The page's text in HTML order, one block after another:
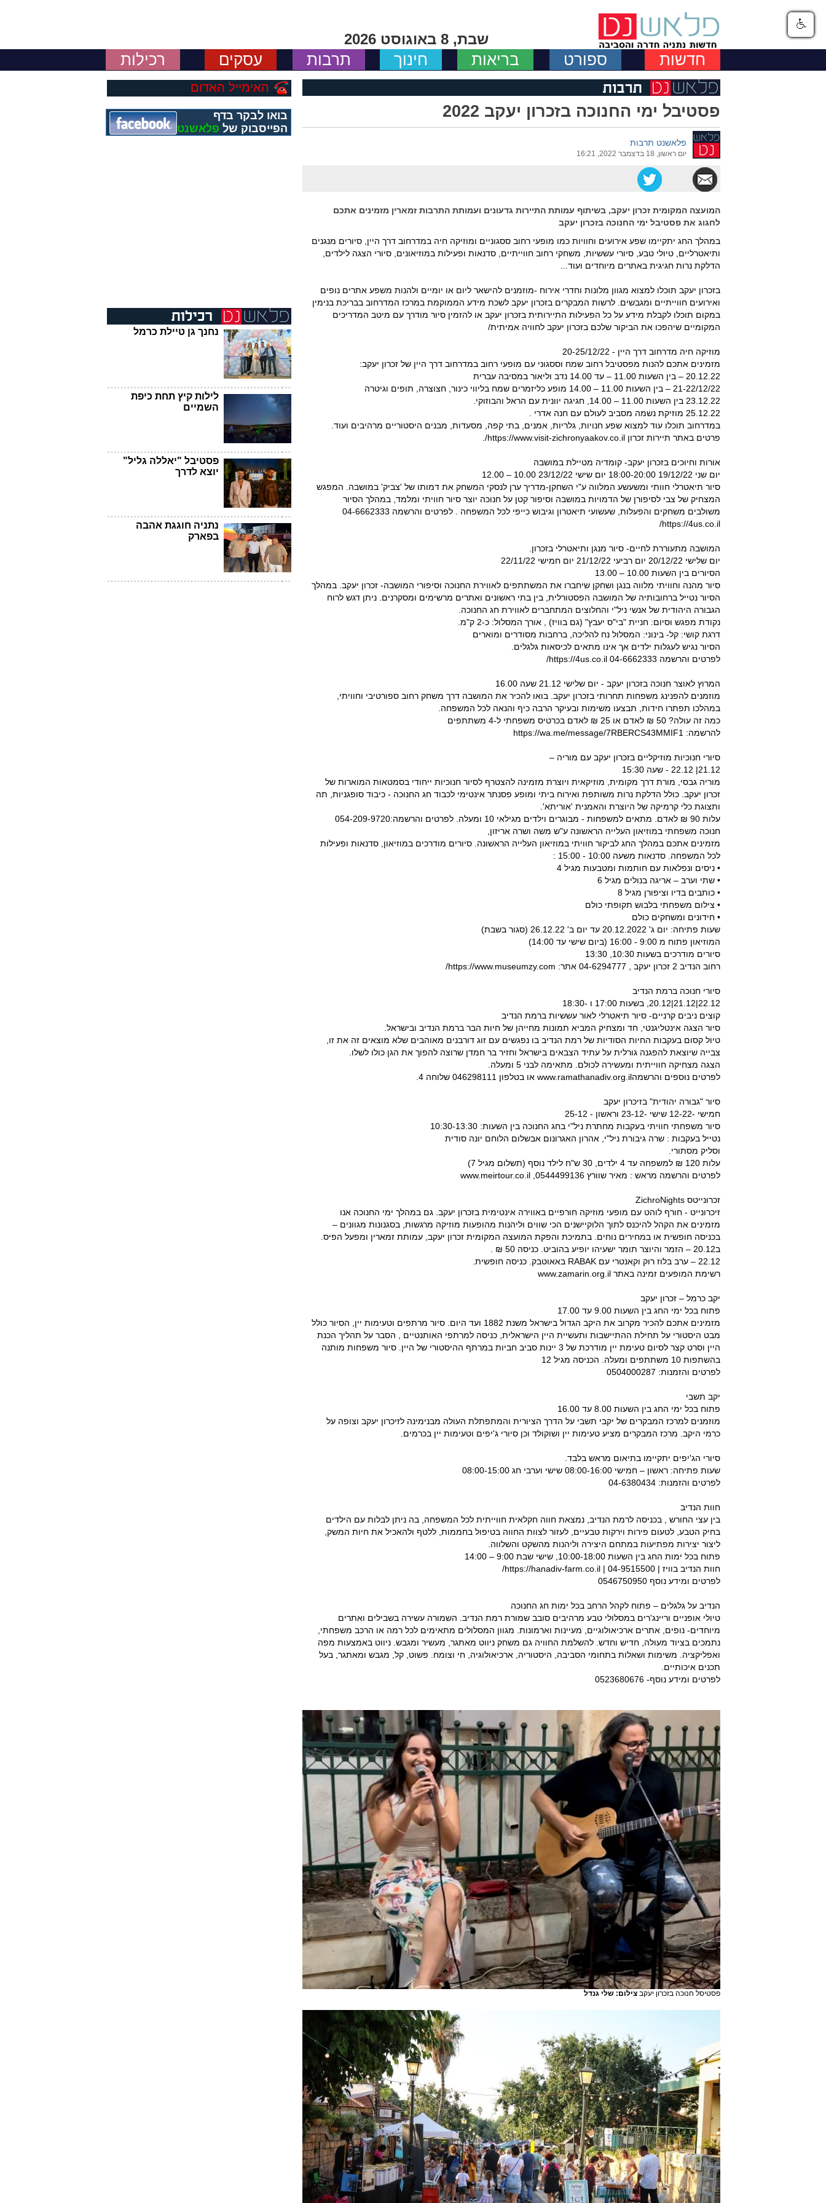
שבת, 8 באוגוסט 2026
חדשות ספורט בריאות חינוך תרבות עסקים רכילות
פסטיבל ימי החנוכה בזכרון יעקב 2022
פלאשנט תרבות
יום ראשון, 18 בדצמבר 2022, 16:21
המועצה המקומית זכרון יעקב, בשיתוף עמותת התיירות גדעונים ועמותת התרבות זמארין מזמינים אתכם
לחגוג את פסטיבל ימי החנוכה בזכרון יעקב
במהלך החג יתקיימו שפע אירועים וחוויות כמו מופעי רחוב ססגוניים ומוזיקה חיה במדרחוב דרך היין, סיורים מנגנים
ותיאטרליים, טיולי טבע, סיורי עששיות, משחקי רחוב חווייתיים, סדנאות ופעילות במוזיאונים, סיורי הצגה לילדים,
הדלקת נרות חגיגית באתרים מיוחדים ועוד...
בזכרון יעקב תוכלו למצוא מגוון מלונות וחדרי אירוח -מוזמנים להישאר ליום או יומיים ולהנות משפע אתרים נופים
ואירועים חווייתיים ומגבשים. לרשות המבקרים בזכרון יעקב לשכת מידע הממוקמת במרכז המדרחוב בבריכת בנימין
במקום תוכלו לקבלת מידע על כל הפעילות התיירותית בזכרון יעקב או להזמין סיור מודרך עם מיטב המדריכים
המקומיים שיהפכו את הביקור שלכם בזכרון יעקב לחוויה אמיתית/
מוזיקה חיה מדרחוב דרך היין - 20-25/12/22
מזמינים אתכם להנות מפסטיבל רחוב שמח וססגוני עם מופעי רחוב במדרחוב דרך היין של זכרון יעקב:
20.12.22 – בין השעות 11.00 – עד 14.00 נדב וליאור במסיבה עברית
21-22/12/22 – בין השעות 11.00 – 14.00 מופע כליזמרים שמח בליווי כינור, חצוצרה, תופים וגיטרה
23.12.22 בין השעות 11.00 – 14.00, חגיגה יוונית עם הראל והבוזוקי.
25.12.22 מוזיקת נשמה מסביב לעולם עם חנה אדרי .
במדרחוב תוכלו עוד למצוא שפע חנויות, גלריות, אמנים, בתי קפה, מסעדות, מבנים היסטוריים מרהיבים ועוד.
פרטים באתר תיירות זכרון https://www.visit-zichronyaakov.co.il/.
אורות וחיוכים בזכרון יעקב- קומדיה מטיילת במושבה
יום שני 19/12/22 18:00-20:00 יום שישי 23/12/22 10.00 – 12.00
סיור תיאטרלי חוותי ומשעשע המלווה ע"י השחקן-מדריך ערן לנסקי המשחק את דמותו של 'צביק' במושבה. המפגש
המצחיק של צבי לסיפורן של הדמויות במושבה וסיפור קטן על חנוכה יוצר סיור חוויתי ומלמד, במהלך הסיור
משולבים משחקים והפעלות, שעשועי תיאטרון וגיבוש כייפי לכל המשפחה . לפרטים והרשמה 04-6662333
https://4us.co.il/
המושבה מתעוררת לחיים- סיור מנגן ותיאטרלי בזכרון.
יום שלישי 20/12/22 יום רביעי 21/12/22 יום חמישי 22/11/22
הסיורים בין השעות 10.00 – 13.00
סיור מהנה וחוויתי מלווה בנגן ושחקן שיחברו את המשתתפים לאווירת החנוכה וסיפורי המושבה- זכרון יעקב. במהלך
הסיור נטייל ברחובותיה של המושבה הפסטורלית, בין בתי ראשונים ואתרים מרשימים ומסקרנים. ניתן דגש לרוח
הגבורה היהודית של אנשי ניל"י והחלוצים המתחברים לאווירת חג החנוכה.
נקודת מפגש וסיום: חניית "בי"ס יעבץ" (גם בוויז) , אורך המסלול: כ-2 ק"מ.
דרגת קושי: קל- בינוני: המסלול נח להליכה, ברחבות מסודרים ומוארים
הסיור נגיש לעגלות ילדים אך אינו מתאים לכיסאות גלגלים.
לפרטים והרשמה 04-6662333 https://4us.co.il/
המרוץ לאוצר חנוכה בזכרון יעקב - יום שלישי 21.12 שעה 16.00
מוזמנים להפנינג משפחות תחרותי בזכרון יעקב. בואו להכיר את המושבה דרך משחק רחוב ספורטיבי וחוויתי,
במהלכו תפתרו חידות, תבצעו משימות ובעיקר הרבה כיף והנאה לכל המשפחה.
כמה זה עולה? 50 ₪ לאדם או 25 ₪ לאדם בכרטיס משפחתי ל-4 משתתפים
להרשמה: https://wa.me/message/7RBERCS43MMIF1
סיורי חנוכיות מוזיקליים בזכרון יעקב עם מוריה –
21.12| 22.12 - שעה 15:30
מוריה גבסי, מורת דרך מקומית, מוזיקאית ויוצרת מזמינה להצטרף לסיור חנוכיות ייחודי בסמטאות המוארות של
זכרון יעקב. כולל הדלקת נרות משותפת ואירוח ביתי ומופע פסנתר אינטימי לכבוד חג החנוכה - כיבוד סופגניות, תה
ותצוגת כלי קרמיקה של היוצרת והאמנית 'אוריתא'.
עלות 90 ₪ לאדם. מתאים למשפחות - מבוגרים וילדים מגילאי 10 ומעלה. לפרטים והרשמה:054-209-9720
חנוכה משפחתי במוזיאון העלייה הראשונה ע"ש משה ושרה אריזון,
מזמינים אתכם במהלך החג לביקור חוויתי במוזיאון העלייה הראשונה. סיורים מודרכים במוזיאון, סדנאות ופעילות
לכל המשפחה. סדנאות משעה 10:00 - 15:00 :
• ניסים ונפלאות עם חותמות ומטבעות מגיל 4
• שתי וערב – אריגה בנולים מגיל 6
• כותבים בדיו וציפורן מגיל 8
• צילום משפחתי בלבוש תקופתי כולם
• חידונים ומשחקים כולם
שעות פתיחה: יום ג' 20.12.2022 עד יום ב' 26.12.22 (סגור בשבת)
המוזיאון פתוח מ 9:00 - 16:00 (ביום שישי עד 14:00)
סיורים מודרכים בשעות 10:30, 13:30
רחוב הנדיב 2 זכרון יעקב , 04-6294777 אתר: https://www.museumzy.com/
סיורי חנוכה ברמת הנדיב
22.12|21.12|20.12, בשעות 17:00 ו -18:30
קוצים ניבים קרניים- סיור תיאטרלי לאור עששיות ברמת הנדיב
סיור הצגה אינטליגנטי, חד ומצחיק המביא תמונות מחייהן של חיות הבר ברמת הנדיב ובישראל.
טיול קסום בעקבות החיות הסודיות של רמת הנדיב בו נפגשים עם זוג דורבנים מאוהבים שלא מוצאים זה את זו,
צבייה שיוצאת להפגנה גורלית על עתיד הצבאים בישראל וחזיר בר חמדן שרוצה להפוך את הגן כולו לשלו.
הצגה מצחיקה חווייתית ומעשירה לכולם. מתאימה לבני 5 ומעלה.
לפרטים נוספים והרשמהwww.ramathanadiv.org.il או בטלפון 046298111 שלוחה 4.
סיור "גבורה יהודית" בזיכרון יעקב
חמישי -12-22 שישי -23-12 וראשון - 25-12
סיור משפחתי חוויתי בעקבות מחתרת ניל"י בחג החנוכה בין השעות: 10:30-13:30
נטייל בעקבות : שרה גיבורת ניל"י, אהרון האגרונום אבשלום הלוחם יונה סודית
וסליק מסתורי.
עלות 120 ₪ למשפחה עד 4 ילדים, 30 ש"ח לילד נוסף (תשלום מגיל 7)
לפרטים והרשמה מראש : מאיר שוורץ 0544499136, www.meirtour.co.il
זכרונייטס ZichroNights
זיכרונייט - חורף לוהט עם מופעי מוזיקה חורפיים באווירה אינטימית בזכרון יעקב. גם במהלך ימי החנוכה אנו
מזמינים את הקהל להיכנס לתוך הלוקיישנים הכי שווים וליהנות מהופעות מוזיקה מרגשות, בסגנונות מגוונים –
בכניסה חופשית או במחירים נוחים. בתמיכת והפקת המועצה המקומית זכרון יעקב, עמותת זמארין ומפעל הפיס.
ב20.12 – הזמר והיוצר תומר ישעיהו יופיע בהוביט. כניסה 50 ₪ .
22.12 – ערב בלוז רוק וקאנטרי עם RABAK באאוטבק. כניסה חופשית.
רשימת המופעים זמינה באתר www.zamarin.org.il
יקב כרמל – זכרון יעקב
פתוח בכל ימי החג בין השעות 9.00 עד 17.00
מזמינים אתכם להכיר מקרוב את היקב הגדול בישראל משנת 1882 ועד היום. סיור מרתפים וטעימות יין, הסיור כולל
מבט היסטורי על תחילת ההתיישבות ותעשיית היין הישראלית, כניסה למרתפי האותנטיים , הסבר על תהליך הכנת
היין וסרט קצר לסיום טעימת יין מודרכת של 3 יינות סביב חביות במרתף ההיסטורי של היין. סיור משפחות מותנה
בהשתפות 10 משתתפים ומעלה. הכניסה מגיל 12
לפרטים והזמנות: 0504000287
יקב תשבי
פתוח בכל ימי החג בין השעות 8.00 עד 16.00
מוזמנים למרכז המבקרים של יקבי תשבי על הדרך הציורית והמתפתלת העולה מבנימינה לזיכרון יעקב וצופה על
כרמי היקב. מרכז המבקרים מציע טעימות יין ושוקולד וכן סיורי ג'יפים וטעימות יין בכרמים.
סיורי הג'יפים יתקיימו בתיאום מראש בלבד.
שעות פתיחה: ראשון – חמישי 08:00-16:00 שישי וערבי חג 08:00-15:00
לפרטים והזמנות: 04-6380434
חוות הנדיב
בין עצי החורש , בכניסה לרמת הנדיב, נמצאת חווה חקלאית חווייתית לכל המשפחה, בה ניתן לבלות עם הילדים
בחיק הטבע, לטעום פירות וירקות טבעיים, לעזור לצוות החווה בטיפול בחממות, ללטף ולהאכיל את חיות המשק,
ליצור יצירות מפתיעות במתחם היצירה וליהנות מהשקט והשלווה.
פתוח בכל ימות החג בין השעות 10:00-18:00, שישי שבת 9:00 – 14:00
חוות הנדיב בוויז | 04-9515500 | https://hanadiv-farm.co.il/
לפרטים ומידע נוסף 0546750950
הנדיב על גלגלים – פתוח לקהל הרחב בכל ימות חג החנוכה
טיולי אופניים וריינג'רים במסלולי טבע מרהיבים סובב שמורת רמת הנדיב. השמורה עשירה בשבילים ואתרים
מיוחדים- נופים, אתרים ארכיאולוגיים, מעיינות וארמונות. מגוון המסלולים מתאימים לכל רמה או הרכב משפחתי,
נתמכים בציוד מעולה, חדיש וחדש. להשלמת החוויה גם משחק ניווט מאתגר, מעשיר ומגבש. ניווט באמצעות מפה
ואפליקציה. משימות ושאלות בתחומי הסביבה, היסטוריה, ארכיאולוגיה, חי וצומח. פשוט, קל, מגבש ומאתגר, בעל
תכנים איכותיים.
לפרטים ומידע נוסף- 0523680676
פסטיסל חנוכה בזכרון יעקב צילום: שלי גנדל
האימייל האדום
בואו לבקר בדף
הפייסבוק של פלאשנט
נחנך גן טיילת כרמל
לילות קיץ תחת כיפת
השמיים
פסטיבל "יאללה גליל"
יוצא לדרך
נתניה חוגגת אהבה
בפארק